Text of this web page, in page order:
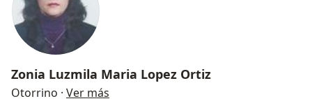
Zonia Luzmila Maria Lopez Ortiz
Otorrino · Ver más